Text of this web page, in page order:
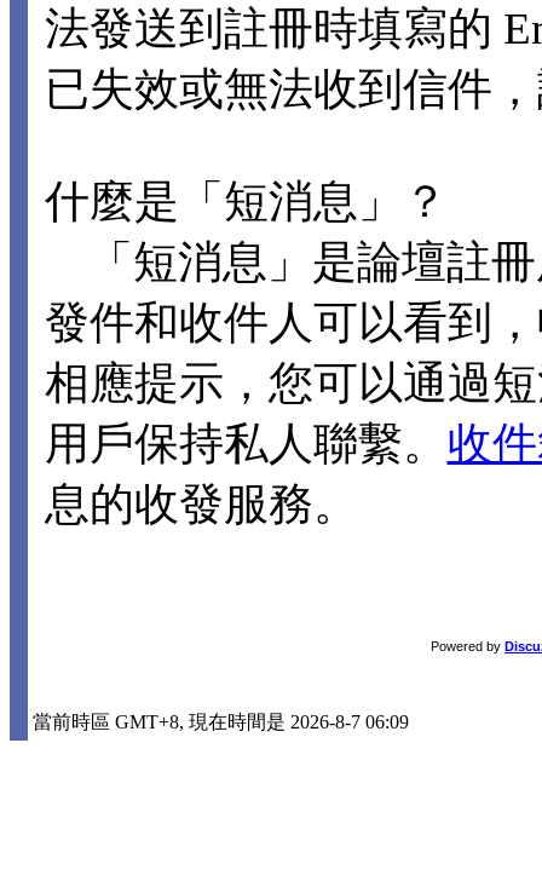
法發送到註冊時填寫的
已失效或無法收到信件
什麼是「短消息」？
「短消息」是論壇註
發件和收件人可以看到
相應提示，您可以通過
用戶保持私人聯繫。 收
息的收發服務。
Powered by
當前時區 GMT+8, 現在時間是 2026-8-7 06:09